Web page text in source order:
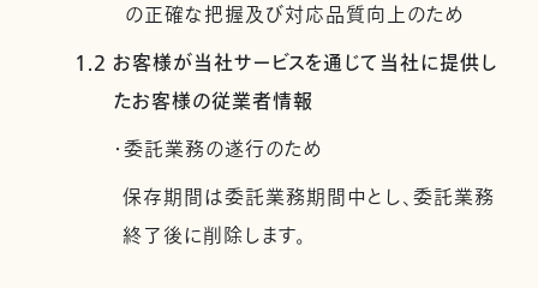
の正確な把握及び対応品質向上のため
1.2 お客様が当社サービスを通じて当社に提供し
たお客様の従業者情報
・委託業務の遂行のため
保存期間は委託業務期間中とし、委託業務
終了後に削除します。